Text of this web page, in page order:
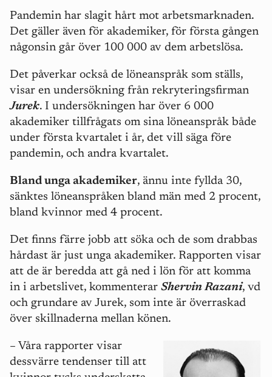
Pandemin har slagit hårt mot arbetsmarknaden.
Det gäller även för akademiker, för första gången
någonsin går över 100 000 av dem arbetslösa.
Det påverkar också de löneanspråk som ställs,
visar en undersökning från rekryteringsfirman
Jurek. I undersökningen har över 6 000
akademiker tillfrågats om sina löneanspråk både
under första kvartalet i år, det vill säga före
pandemin, och andra kvartalet.
Bland unga akademiker, ännu inte fyllda 30,
sänktes löneanspråken bland män med 2 procent,
bland kvinnor med 4 procent.
Det finns färre jobb att söka och de som drabbas
hårdast är just unga akademiker. Rapporten visar
att de är beredda att gå ned i lön för att komma
in i arbetslivet, kommenterar Shervin Razani, vd
och grundare av Jurek, som inte är överraskad
över skillnaderna mellan könen.
– Våra rapporter visar
dessvärre tendenser till att